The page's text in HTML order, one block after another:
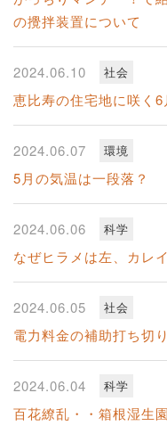
の攪拌装置について
2024.06.10 社会
恵比寿の住宅地に咲く6
2024.06.07 環境
5月の気温は一段落？
2024.06.06 科学
なぜヒラメは左、カレ
2024.06.05 社会
電力料金の補助打ち切
2024.06.04 科学
百花繚乱・・箱根湿生